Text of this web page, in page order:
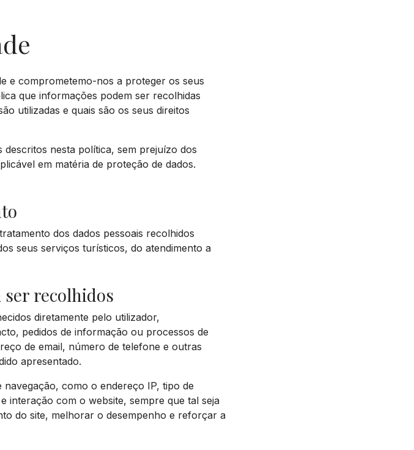
e comprometemo-nos a proteger os seus
que informações podem ser recolhidas
utilizadas e quais são os seus direitos
nesta política, sem prejuízo dos
em matéria de proteção de dados.
dos dados pessoais recolhidos
seus serviços turísticos, do atendimento a
ser recolhidos
diretamente pelo utilizador,
pedidos de informação ou processos de
de email, número de telefone e outras
apresentado.
como o endereço IP, tipo de
interação com o website, sempre que tal seja
do site, melhorar o desempenho e reforçar a